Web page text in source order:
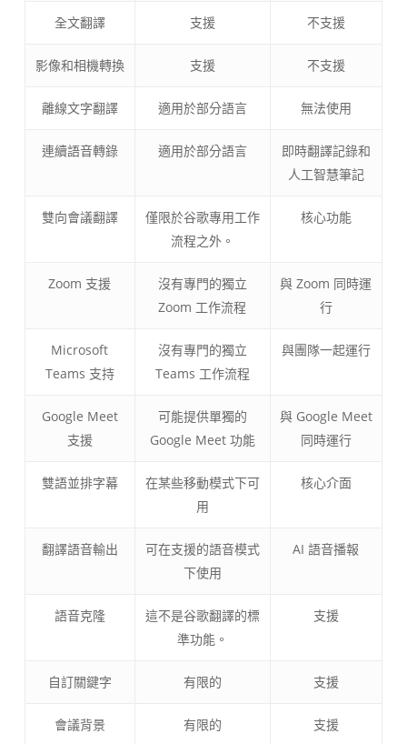
全文翻譯 支援 不支援
影像和相機轉換 支援 不支援
離線文字翻譯 適用於部分語言 無法使用
連續語音轉錄 適用於部分語言
即時翻譯記錄和
人工智慧筆記
雙向會議翻譯
僅限於谷歌專用工作
流程之外。
核心功能
Zoom 支援
沒有專門的獨立
Zoom 工作流程
與 Zoom 同時運
行
Microsoft
Teams 支持
沒有專門的獨立
Teams 工作流程
與團隊一起運行
Google Meet
支援
可能提供單獨的
Google Meet 功能
與 Google Meet
同時運行
雙語並排字幕
在某些移動模式下可
用
核心介面
翻譯語音輸出
可在支援的語音模式
下使用
AI 語音播報
語音克隆
這不是谷歌翻譯的標
準功能。
支援
自訂關鍵字 有限的 支援
會議背景 有限的 支援